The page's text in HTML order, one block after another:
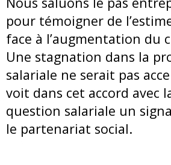
pour témoigner de
face à l’augmentation du
Une stagnation dans la
salariale ne serait pas
voit dans cet accord avec
question salariale un
le partenariat social.